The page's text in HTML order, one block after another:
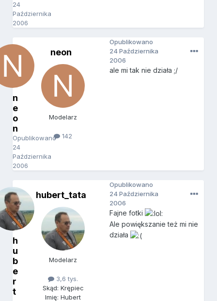
24
Października
2006
n
e
o
n
Opublikowano
24
Października
2006
neon
Modelarz
142
Opublikowano
24 Października
2006
ale mi tak nie działa ;/
h
u
b
e
r
t
hubert_tata
Modelarz
3,6 tys.
Skąd: Krępiec
Imię: Hubert
Opublikowano
24 Października
2006
Fajne fotki
Ale powiększanie też mi nie
działa